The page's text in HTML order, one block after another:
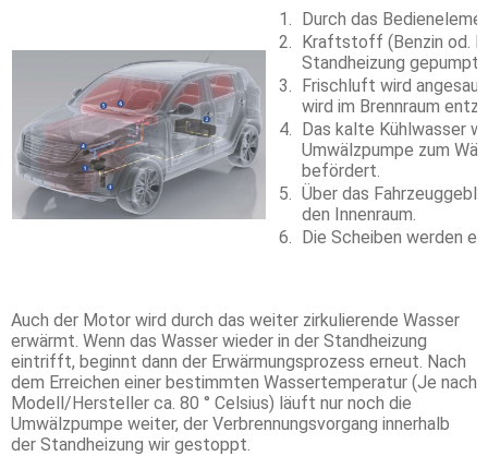
Durch das
Kraftstoff (Benzin od.
Standheizung gepumpt.
Frischluft wird
wird im Brennraum
Das kalte Kühlwasser
Umwälzpumpe zum
befördert.
Über das
den Innenraum.
Die Scheiben werden
Auch der Motor wird durch das weiter zirkulierende Wasser
erwärmt. Wenn das Wasser wieder in der Standheizung
eintrifft, beginnt dann der Erwärmungsprozess erneut. Nach
dem Erreichen einer bestimmten Wassertemperatur (Je nach
Modell/Hersteller ca. 80 ° Celsius) läuft nur noch die
Umwälzpumpe weiter, der Verbrennungsvorgang innerhalb
der Standheizung wir gestoppt.